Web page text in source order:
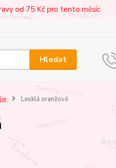
od 75 Kč pro tento měsíc
Hledat
Lesklá oranžová